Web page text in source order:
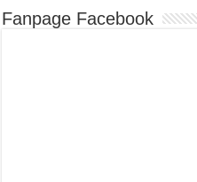
Fanpage Facebook